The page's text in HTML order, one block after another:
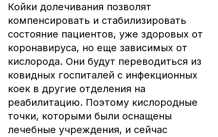
Койки долечивания позволят
компенсировать и стабилизировать
состояние пациентов, уже здоровых от
коронавируса, но еще зависимых от
кислорода. Они будут переводиться из
ковидных госпиталей с инфекционных
коек в другие отделения на
реабилитацию. Поэтому кислородные
точки, которыми были оснащены
лечебные учреждения, и сейчас